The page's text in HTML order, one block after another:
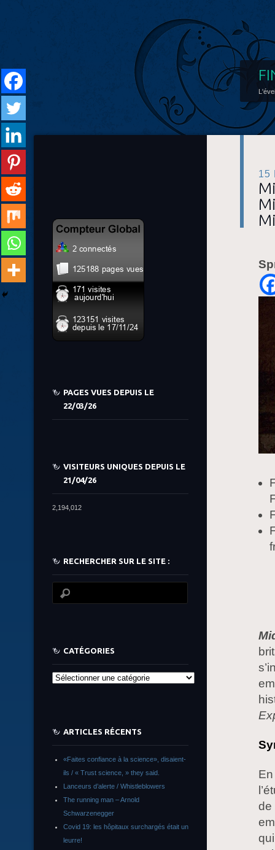
15
de
PAGES VUES DEPUIS LE
22/03/26
VISITEURS UNIQUES DEPUIS LE
21/04/26
2,194,012
RECHERCHER SUR LE SITE :
CATÉGORIES
Catégories
ARTICLES RÉCENTS
«Faites confiance à la science», disaient-
ils / « Trust science, » they said.
Lanceurs d’alerte / Whistleblowers
The running man – Arnold
Schwarzenegger
Covid 19: les hôpitaux surchargés était un
leurre!